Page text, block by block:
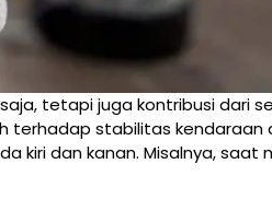
tetapi juga kontribusi dari
terhadap stabilitas kendaraan
kiri dan kanan. Misalnya, saat